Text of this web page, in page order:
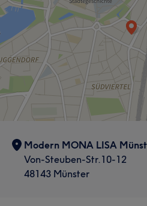
Modern MONA LISA
Von-Steuben-Str.10-12
48143 Münster